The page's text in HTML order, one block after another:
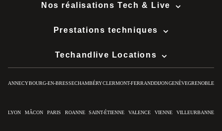
Nos réalisations Tech & Live
Prestations techniques
Techandlive Locations
ANNECYBOURG-EN-BRESSECHAMBÉRYCLERMONT-FERRANDDIJONGENÈVEGRENOBLE
LYON MÂCON PARIS ROANNE SAINT-ÉTIENNE VALENCE VIENNE VILLEURBANNE